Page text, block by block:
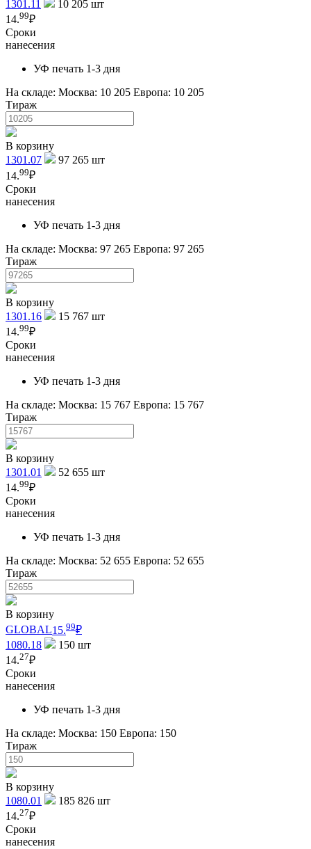
1301.11 10 205 шт
14.99₽
Сроки
нанесения
УФ печать 1-3 дня
На складе: Москва: 10 205 Европа: 10 205
Тираж
В корзину
1301.07
97 265 шт
14.99₽
Сроки
нанесения
УФ печать 1-3 дня
На складе: Москва: 97 265 Европа: 97 265
Тираж
В корзину
1301.16
15 767 шт
14.99₽
Сроки
нанесения
УФ печать 1-3 дня
На складе: Москва: 15 767 Европа: 15 767
Тираж
В корзину
1301.01
52 655 шт
14.99₽
Сроки
нанесения
УФ печать 1-3 дня
На складе: Москва: 52 655 Европа: 52 655
Тираж
В корзину
GLOBAL15.99₽
1080.18
150 шт
14.27₽
Сроки
нанесения
УФ печать 1-3 дня
На складе: Москва: 150 Европа: 150
Тираж
В корзину
1080.01
185 826 шт
14.27₽
Сроки
нанесения